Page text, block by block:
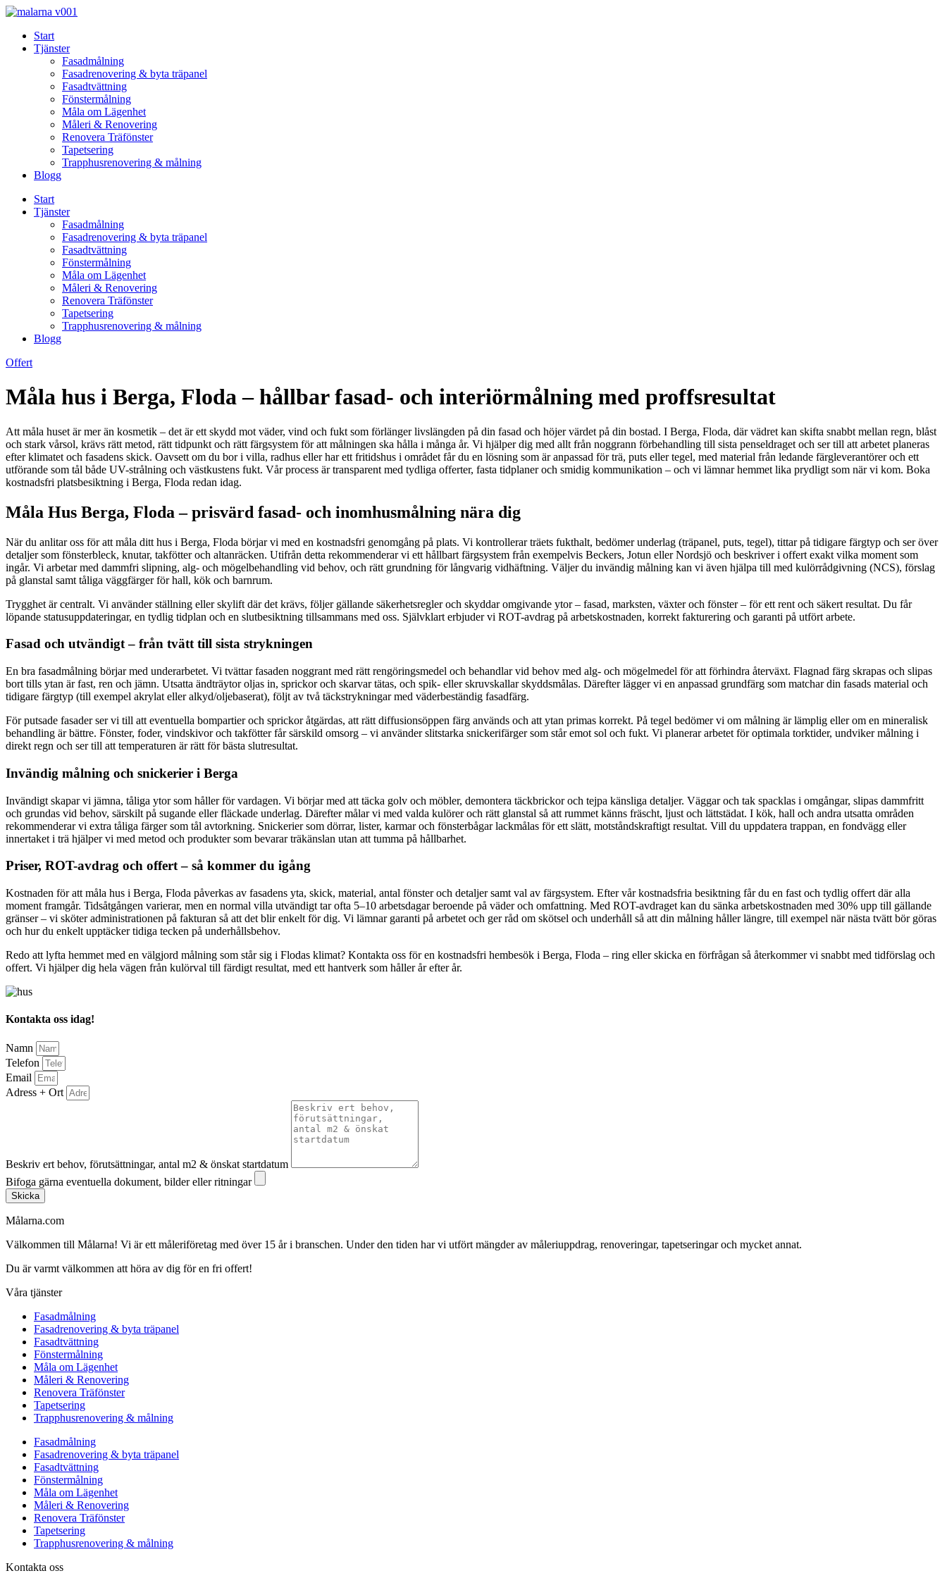
Skip
contentStart
Tjänster
Fasadmålning
Fasadrenovering & byta träpanel
Fasadtvättning
Fönstermålning
Måla om Lägenhet
Måleri & Renovering
Renovera Träfönster
Tapetsering
Trapphusrenovering & målning
Blogg
Start
Tjänster
Fasadmålning
Fasadrenovering & byta träpanel
Fasadtvättning
Fönstermålning
Måla om Lägenhet
Måleri & Renovering
Renovera Träfönster
Tapetsering
Trapphusrenovering & målning
Blogg
Offert
Måla hus i Berga, Floda – hållbar fasad- och interiörmålning med proffsresultat
Att måla huset är mer än kosmetik – det är ett skydd mot väder, vind och fukt som förlänger livslängden på din fasad och höjer värdet på din bostad. I Berga, Floda, där vädret kan skifta snabbt mellan regn, blåst
och stark vårsol, krävs rätt metod, rätt tidpunkt och rätt färgsystem för att målningen ska hålla i många år. Vi hjälper dig med allt från noggrann förbehandling till sista penseldraget och ser till att arbetet planeras
efter klimatet och fasadens skick. Oavsett om du bor i villa, radhus eller har ett fritidshus i området får du en lösning som är anpassad för trä, puts eller tegel, med material från ledande färgleverantörer och ett
utförande som tål både UV-strålning och västkustens fukt. Vår process är transparent med tydliga offerter, fasta tidplaner och smidig kommunikation – och vi lämnar hemmet lika prydligt som när vi kom. Boka
kostnadsfri platsbesiktning i Berga, Floda redan idag.
Måla Hus Berga, Floda – prisvärd fasad- och inomhusmålning nära dig
När du anlitar oss för att måla ditt hus i Berga, Floda börjar vi med en kostnadsfri genomgång på plats. Vi kontrollerar träets fukthalt, bedömer underlag (träpanel, puts, tegel), tittar på tidigare färgtyp och ser över
detaljer som fönsterbleck, knutar, takfötter och altanräcken. Utifrån detta rekommenderar vi ett hållbart färgsystem från exempelvis Beckers, Jotun eller Nordsjö och beskriver i offert exakt vilka moment som
ingår. Vi arbetar med dammfri slipning, alg- och mögelbehandling vid behov, och rätt grundning för långvarig vidhäftning. Väljer du invändig målning kan vi även hjälpa till med kulörrådgivning (NCS), förslag
på glanstal samt tåliga väggfärger för hall, kök och barnrum.
Trygghet är centralt. Vi använder ställning eller skylift där det krävs, följer gällande säkerhetsregler och skyddar omgivande ytor – fasad, marksten, växter och fönster – för ett rent och säkert resultat. Du får
löpande statusuppdateringar, en tydlig tidplan och en slutbesiktning tillsammans med oss. Självklart erbjuder vi ROT-avdrag på arbetskostnaden, korrekt fakturering och garanti på utfört arbete.
Fasad och utvändigt – från tvätt till sista strykningen
En bra fasadmålning börjar med underarbetet. Vi tvättar fasaden noggrant med rätt rengöringsmedel och behandlar vid behov med alg- och mögelmedel för att förhindra återväxt. Flagnad färg skrapas och slipas
bort tills ytan är fast, ren och jämn. Utsatta ändträytor oljas in, sprickor och skarvar tätas, och spik- eller skruvskallar skyddsmålas. Därefter lägger vi en anpassad grundfärg som matchar din fasads material och
tidigare färgtyp (till exempel akrylat eller alkyd/oljebaserat), följt av två täckstrykningar med väderbeständig fasadfärg.
För putsade fasader ser vi till att eventuella bompartier och sprickor åtgärdas, att rätt diffusionsöppen färg används och att ytan primas korrekt. På tegel bedömer vi om målning är lämplig eller om en mineralisk
behandling är bättre. Fönster, foder, vindskivor och takfötter får särskild omsorg – vi använder slitstarka snickerifärger som står emot sol och fukt. Vi planerar arbetet för optimala torktider, undviker målning i
direkt regn och ser till att temperaturen är rätt för bästa slutresultat.
Invändig målning och snickerier i Berga
Invändigt skapar vi jämna, tåliga ytor som håller för vardagen. Vi börjar med att täcka golv och möbler, demontera täckbrickor och tejpa känsliga detaljer. Väggar och tak spacklas i omgångar, slipas dammfritt
och grundas vid behov, särskilt på sugande eller fläckade underlag. Därefter målar vi med valda kulörer och rätt glanstal så att rummet känns fräscht, ljust och lättstädat. I kök, hall och andra utsatta områden
rekommenderar vi extra tåliga färger som tål avtorkning. Snickerier som dörrar, lister, karmar och fönsterbågar lackmålas för ett slätt, motståndskraftigt resultat. Vill du uppdatera trappan, en fondvägg eller
innertaket i trä hjälper vi med metod och produkter som bevarar träkänslan utan att tumma på hållbarhet.
Priser, ROT-avdrag och offert – så kommer du igång
Kostnaden för att måla hus i Berga, Floda påverkas av fasadens yta, skick, material, antal fönster och detaljer samt val av färgsystem. Efter vår kostnadsfria besiktning får du en fast och tydlig offert där alla
moment framgår. Tidsåtgången varierar, men en normal villa utvändigt tar ofta 5–10 arbetsdagar beroende på väder och omfattning. Med ROT-avdraget kan du sänka arbetskostnaden med 30% upp till gällande
gränser – vi sköter administrationen på fakturan så att det blir enkelt för dig. Vi lämnar garanti på arbetet och ger råd om skötsel och underhåll så att din målning håller längre, till exempel när nästa tvätt bör göras
och hur du enkelt upptäcker tidiga tecken på underhållsbehov.
Redo att lyfta hemmet med en välgjord målning som står sig i Flodas klimat? Kontakta oss för en kostnadsfri hembesök i Berga, Floda – ring eller skicka en förfrågan så återkommer vi snabbt med tidförslag och
offert. Vi hjälper dig hela vägen från kulörval till färdigt resultat, med ett hantverk som håller år efter år.
Kontakta oss idag!
Namn
Telefon
Email
Adress + Ort
Beskriv ert behov, förutsättningar, antal m2 & önskat startdatum
Bifoga gärna eventuella dokument, bilder eller ritningar
Skicka
Målarna.com
Välkommen till Målarna! Vi är ett måleriföretag med över 15 år i branschen. Under den tiden har vi utfört mängder av måleriuppdrag, renoveringar, tapetseringar och mycket annat.
Du är varmt välkommen att höra av dig för en fri offert!
Våra tjänster
Fasadmålning
Fasadrenovering & byta träpanel
Fasadtvättning
Fönstermålning
Måla om Lägenhet
Måleri & Renovering
Renovera Träfönster
Tapetsering
Trapphusrenovering & målning
Fasadmålning
Fasadrenovering & byta träpanel
Fasadtvättning
Fönstermålning
Måla om Lägenhet
Måleri & Renovering
Renovera Träfönster
Tapetsering
Trapphusrenovering & målning
Kontakta oss